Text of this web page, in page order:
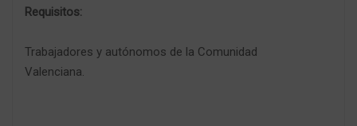
Requisitos:
Trabajadores y autónomos de la Comunidad
Valenciana.